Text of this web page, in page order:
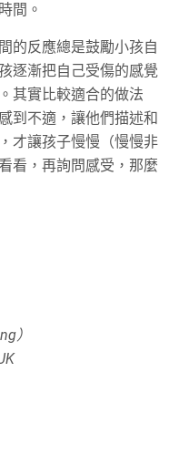
間。
的反應總是鼓勵小孩自
逐漸把自己受傷的感覺
其實比較適合的做法
到不適，讓他們描述和
才讓孩子慢慢（慢慢非
看，再詢問感受，那麼
）